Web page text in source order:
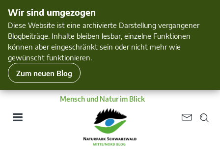
Wir sind umgezogen
Diese Website ist eine archivierte Darstellung vergangener
Blogbeiträge. Inhalte bleiben lesbar, einzelne Funktionen
können aber eingeschränkt sein oder nicht mehr wie
gewünscht funktionieren.
Zum neuen Blog
Mensch und Natur im Blick